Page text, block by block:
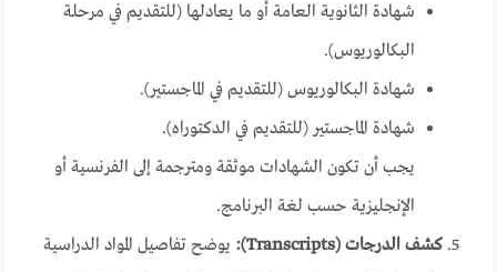
شهادة الثانوية العامة أو ما يعادلها (للتقديم في مرحلة
البكالوريوس).
شهادة البكالوريوس (للتقديم في الماجستير).
شهادة الماجستير (للتقديم في الدكتوراه).
يجب أن تكون الشهادات موثقة ومترجمة إلى الفرنسية أو
الإنجليزية حسب لغة البرنامج.
كشف الدرجات (Transcripts):
يوضح تفاصيل المواد الدراسية